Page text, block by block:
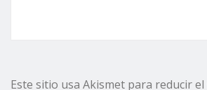
Este sitio usa Akismet para reducir el